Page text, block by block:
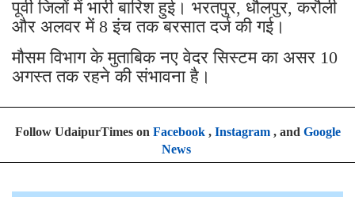
पूर्वी जिलों में भारी बारिश हुई। भरतपुर, धौलपुर, करौली
और अलवर में 8 इंच तक बरसात दर्ज की गई।
मौसम विभाग के मुताबिक नए वेदर सिस्टम का असर 10
अगस्त तक रहने की संभावना है।
Follow UdaipurTimes on Facebook, Instagram, and Google
News